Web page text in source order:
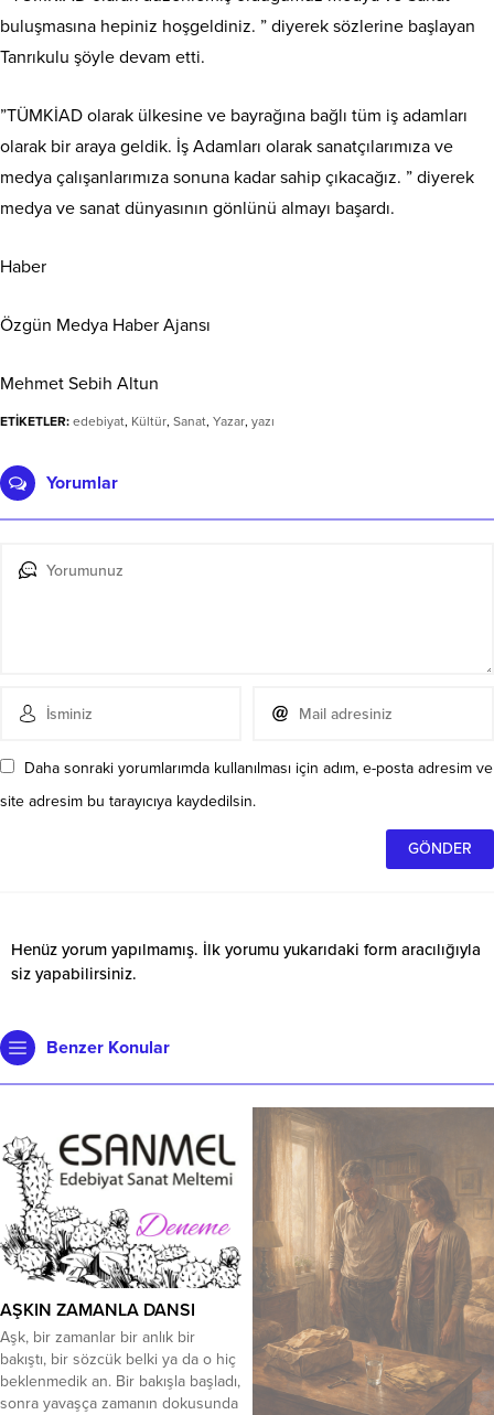
buluşmasına hepiniz hoşgeldiniz. ” diyerek sözlerine başlayan
Tanrıkulu şöyle devam etti.
”TÜMKİAD olarak ülkesine ve bayrağına bağlı tüm iş adamları
olarak bir araya geldik. İş Adamları olarak sanatçılarımıza ve
medya çalışanlarımıza sonuna kadar sahip çıkacağız. ” diyerek
medya ve sanat dünyasının gönlünü almayı başardı.
Haber
Özgün Medya Haber Ajansı
Mehmet Sebih Altun
ETİKETLER: edebiyat, Kültür, Sanat, Yazar, yazı
Yorumlar
Daha sonraki yorumlarımda kullanılması için adım, e-posta adresim ve
site adresim bu tarayıcıya kaydedilsin.
Henüz yorum yapılmamış. İlk yorumu yukarıdaki form aracılığıyla
siz yapabilirsiniz.
Benzer Konular
AŞKIN ZAMANLA DANSI
Aşk, bir zamanlar bir anlık bir
bakıştı, bir sözcük belki ya da o hiç
beklenmedik an. Bir bakışla başladı,
sonra yavaşça zamanın dokusunda